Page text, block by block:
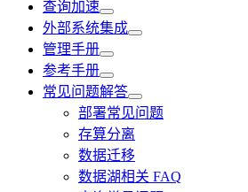
查询加速
外部系统集成
管理手册
参考手册
常见问题解答
部署常见问题
存算分离
数据迁移
数据湖相关 FAQ